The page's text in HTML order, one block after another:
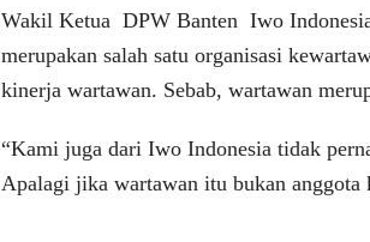
Wakil Ketua DPW Banten Iwo
merupakan salah satu organisasi
kinerja wartawan. Sebab, wartawan
“Kami juga dari Iwo Indonesia tidak
Apalagi jika wartawan itu bukan